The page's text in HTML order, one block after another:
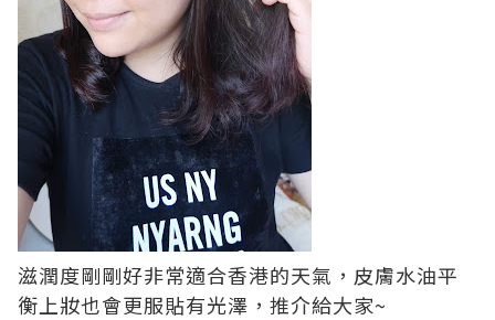
滋潤度剛剛好非常適合香港的天氣，皮膚水油平
衡上妝也會更服貼有光澤，推介給大家~